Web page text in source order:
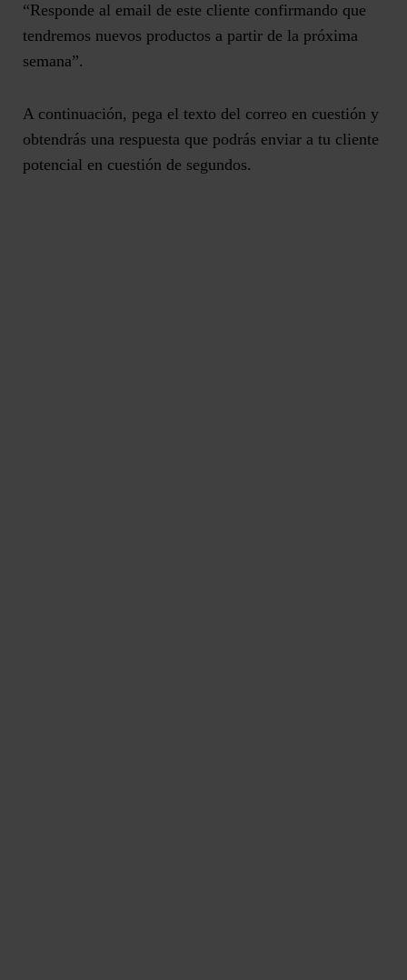
“Responde al email de este cliente confirmando que
tendremos nuevos productos a partir de la próxima
semana”.
A continuación, pega el texto del correo en cuestión y
obtendrás una respuesta que podrás enviar a tu cliente
potencial en cuestión de segundos.